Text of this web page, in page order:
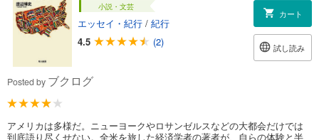
小説・文芸
エッセイ・紀行 / 紀行
4.5
(2)
カート
試し読み
Posted by ブクログ
アメリカは多様だ。ニューヨークやロサンゼルスなどの大都会だけでは
到底語り尽くせない。全米を旅した経済学者の著者が、自らの体験と半